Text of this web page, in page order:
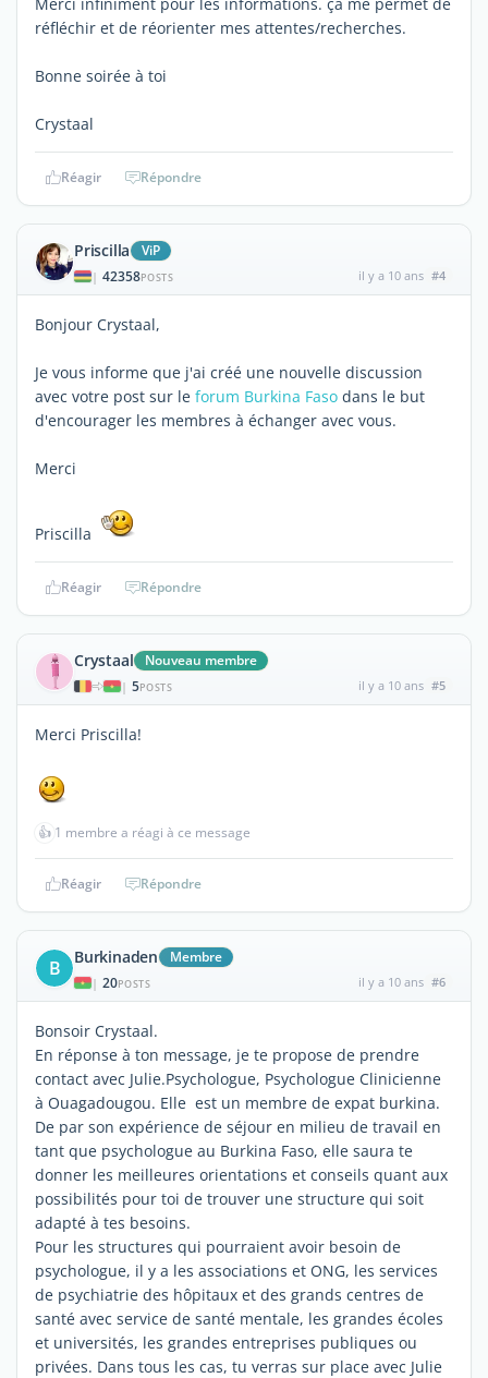
réfléchir et de réorienter mes attentes/recherches.
Bonne soirée à toi
Crystaal
Réagir Répondre
Priscilla ViP
| 42358POSTS il y a 10 ans #4
Bonjour Crystaal,
Je vous informe que j'ai créé une nouvelle discussion
avec votre post sur le forum Burkina Faso dans le but
d'encourager les membres à échanger avec vous.
Merci
Priscilla
Réagir Répondre
Crystaal Nouveau membre
| 5POSTS il y a 10 ans #5
Merci Priscilla!
👍 1 membre a réagi à ce message
Réagir Répondre
B Burkinaden Membre
| 20POSTS il y a 10 ans #6
Bonsoir Crystaal.
En réponse à ton message, je te propose de prendre
contact avec Julie.Psychologue, Psychologue Clinicienne
à Ouagadougou. Elle est un membre de expat burkina.
De par son expérience de séjour en milieu de travail en
tant que psychologue au Burkina Faso, elle saura te
donner les meilleures orientations et conseils quant aux
possibilités pour toi de trouver une structure qui soit
adapté à tes besoins.
Pour les structures qui pourraient avoir besoin de
psychologue, il y a les associations et ONG, les services
de psychiatrie des hôpitaux et des grands centres de
santé avec service de santé mentale, les grandes écoles
et universités, les grandes entreprises publiques ou
privées. Dans tous les cas, tu verras sur place avec Julie